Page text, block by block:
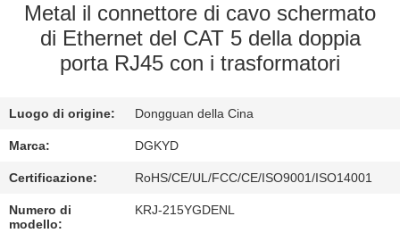
GIRO
DELLA
CONTROLLO
DI
QUALITÀ
Metal il connettore di cavo schermato
di Ethernet del CAT 5 della doppia
porta RJ45 con i trasformatori
Luogo di origine: Dongguan della Cina
Marca: DGKYD
Certificazione: RoHS/CE/UL/FCC/CE/ISO9001/ISO14001
Numero di
modello:
KRJ-215YGDENL